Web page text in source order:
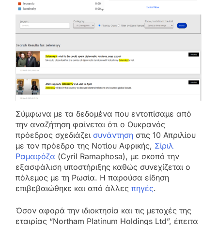
Σύμφωνα με τα δεδομένα που εντοπίσαμε από
την αναζήτηση φαίνεται ότι ο Ουκρανός
πρόεδρος σχεδιάζει συνάντηση στις 10 Απριλίου
με τον πρόεδρο της Νοτίου Αφρικής, Σίριλ
Ραμαφόζα (Cyril Ramaphosa), με σκοπό την
εξασφάλιση υποστήριξης καθώς συνεχίζεται ο
πόλεμος με τη Ρωσία. Η παρούσα είδηση
επιβεβαιώθηκε και από άλλες πηγές.
Όσον αφορά την ιδιοκτησία και τις μετοχές της
εταιρίας “Northam Platinum Holdings Ltd”, έπειτα